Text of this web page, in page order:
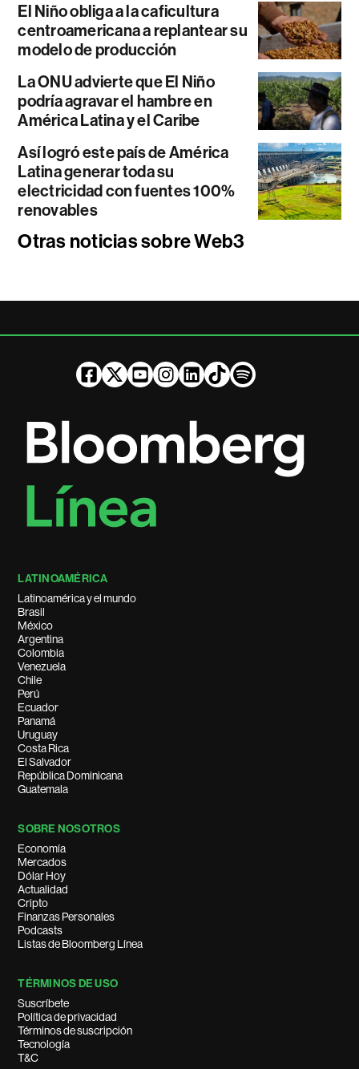
El Niño obliga a la caficultura
centroamericana a replantear su
modelo de producción
La ONU advierte que El Niño
podría agravar el hambre en
América Latina y el Caribe
Así logró este país de América
Latina generar toda su
electricidad con fuentes 100%
renovables
Otras noticias sobre Web3
LATINOAMÉRICA
Latinoamérica y el mundo
Brasil
México
Argentina
Colombia
Venezuela
Chile
Perú
Ecuador
Panamá
Uruguay
Costa Rica
El Salvador
República Dominicana
Guatemala
SOBRE NOSOTROS
Economía
Mercados
Dólar Hoy
Actualidad
Cripto
Finanzas Personales
Podcasts
Listas de Bloomberg Línea
TÉRMINOS DE USO
Suscríbete
Política de privacidad
Términos de suscripción
Tecnología
T&C